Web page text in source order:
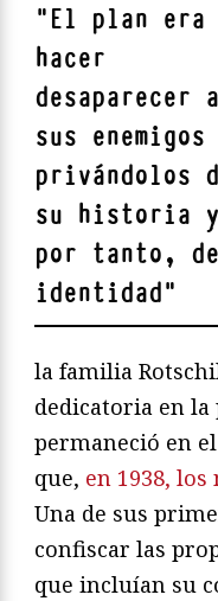
"El plan era
hacer
desaparecer a
sus enemigos
privándolos
su historia
por tanto,
identidad"
la familia
dedicatoria en
permaneció en
que, en 1938,
Una de sus
confiscar las
que incluían su